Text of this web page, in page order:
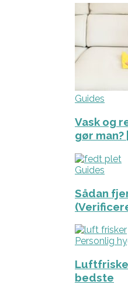
Guides
Vask og
gør
Guides
Sådan
Personlig
bedste